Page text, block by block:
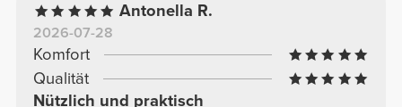
Antonella R.
2026-07-28
Komfort
Qualität
Nützlich und praktisch